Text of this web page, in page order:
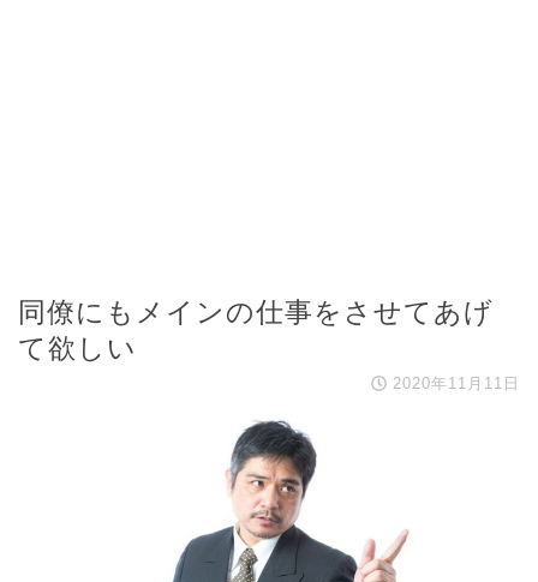
同僚にもメインの仕事をさせてあげ
て欲しい
2020年11月11日